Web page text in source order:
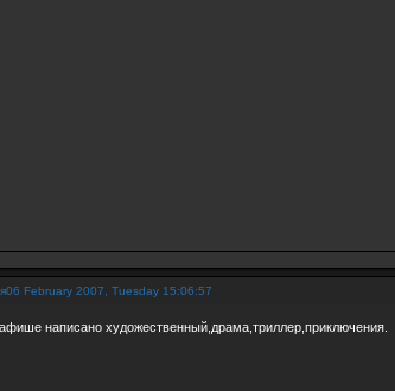
06 February 2007, Tuesday 15:06:57
написано художественный,драма,триллер,приключения.